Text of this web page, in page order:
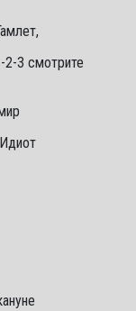
2-3 смотрите